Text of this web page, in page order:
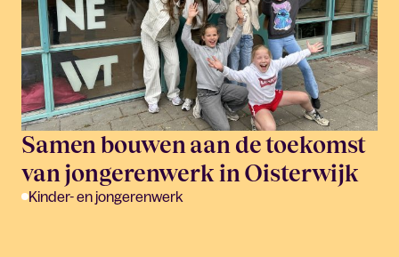
Samen bouwen aan de toekomst
van jongerenwerk in Oisterwijk
Kinder- en jongerenwerk